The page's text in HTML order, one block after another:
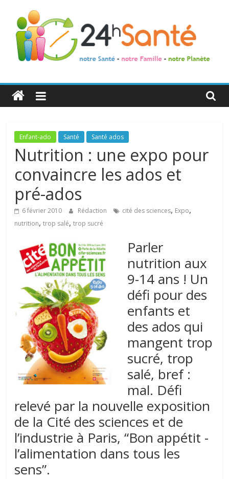
24h
Santé
La
santé
toute
famille
Enfant-ado Santé Santé ados
Nutrition : une expo pour
convaincre les ados et
pré-ados
6 février 2010 Rédaction cité des sciences, Expo,
nutrition,trop salé,trop sucré
Parler
nutrition aux
9-14 ans ! Un
défi pour des
enfants et
des ados qui
mangent trop
sucré, trop
salé, bref :
mal. Défi
relevé par la nouvelle exposition
de la Cité des sciences et de
l’industrie à Paris, “Bon appétit -
l’alimentation dans tous les
sens”.